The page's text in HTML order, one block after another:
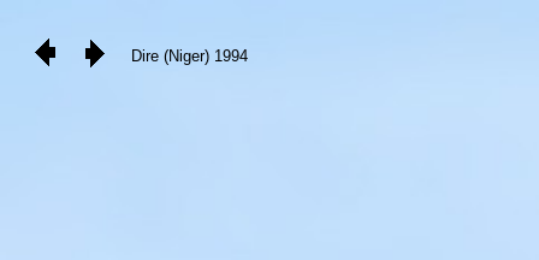
Dire (Niger) 1994